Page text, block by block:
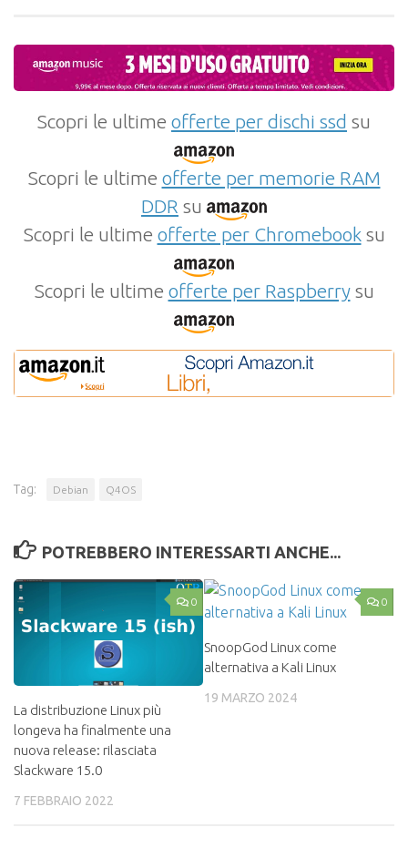
Scopri le ultime offerte per dischi ssd su
Scopri le ultime offerte per memorie RAM
DDR su
Scopri le ultime offerte per Chromebooksu
Scopri le ultime offerte per Raspberrysu
Tag: Debian Q4OS
POTREBBERO INTERESSARTI ANCHE...
0
La distribuzione Linux più
longeva ha finalmente una
nuova release: rilasciata
Slackware 15.0
7 FEBBRAIO 2022
0
SnoopGod Linux come
alternativa a Kali Linux
19 MARZO 2024